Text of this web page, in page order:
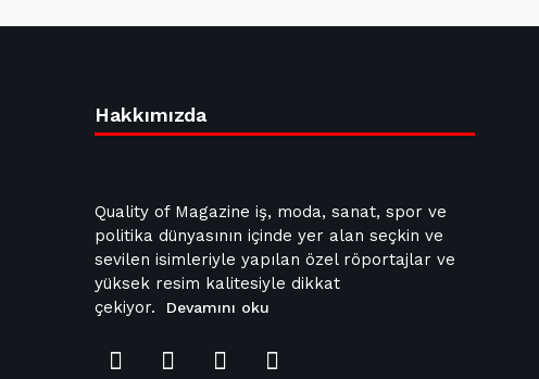
Hakkımızda
Quality of Magazine iş, moda, sanat, spor ve
politika dünyasının içinde yer alan seçkin ve
sevilen isimleriyle yapılan özel röportajlar ve
yüksek resim kalitesiyle dikkat
çekiyor.
Devamını oku